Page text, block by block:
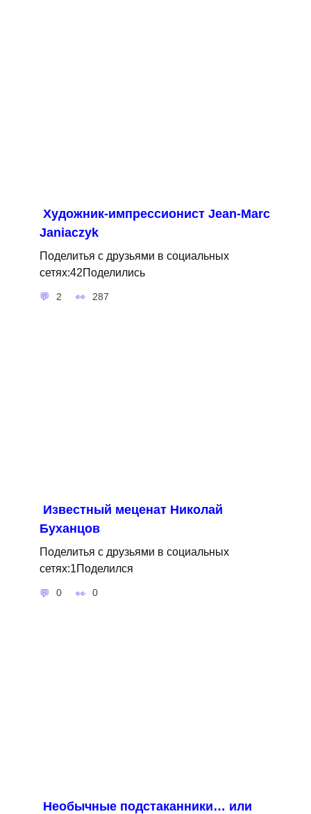
Художник-импрессионист Jean-Marc
Janiaczyk
Поделитья с друзьями в социальных
сетях:42Поделились
2 287
Известный меценат Николай
Буханцов
Поделитья с друзьями в социальных
сетях:1Поделился
0 0
Необычные подстаканники… или